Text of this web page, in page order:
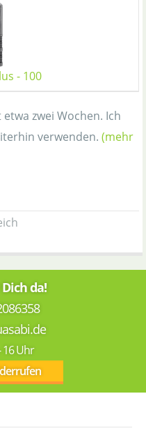
- 100
zwei Wochen. Ich
verwenden. (mehr
da!
16 Uhr